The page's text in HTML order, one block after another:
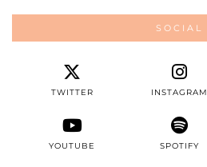
SOCIAL
TWITTER INSTAGRAM
YOUTUBE SPOTIFY